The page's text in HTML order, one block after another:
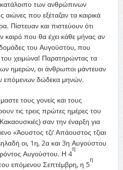
των ανθρώπινων
που εξέταζαν τα καιρικά
Πίστευαν και πιστεύουν ότι
που θα έχει κάθε μήνας αν
του Αυγούστου, που
χειμώνα! Παρατηρώντας τα
ημερών, οι άνθρωποι μάντευαν
επόμενων δώδεκα μηνών.
τους γονείς και τους
τις τρεις πρώτες ημέρες του
σαν την έναρξη για
«Άουστος τζι’ Απάουστος τζιαι
οι, 1η, 2α και 3η Αυγούστου
Αυγούστου. Η 4
η
επόμενου Σεπτέμβρη, η 5
η